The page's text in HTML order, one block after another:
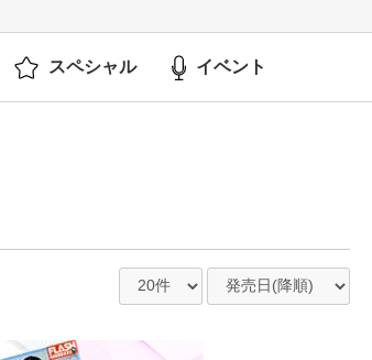
スペシャル イベント